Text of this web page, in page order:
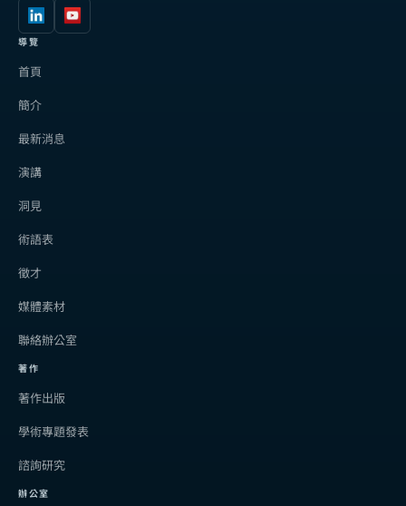
導覽
首頁
簡介
最新消息
演講
洞見
術語表
徵才
媒體素材
聯絡辦公室
著作
著作出版
學術專題發表
諮詢研究
辦公室